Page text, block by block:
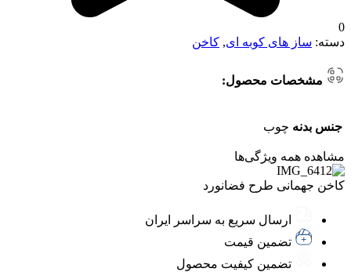
0
دسته: ساز های کوبه ای, کاخن
مشخصات محصول:
جنس بدنه چوب
مشاهده همه ویژگی‌ها
کاخن جهمانی طرح فضانورد
ارسال سریع به سراسر ایران
تضمین قیمت
تضمین کیفیت محصول